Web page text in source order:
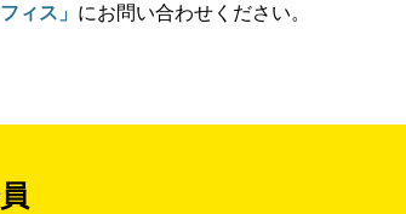
ィス」 にお問い合わせください。